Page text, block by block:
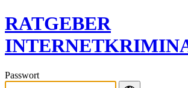
RATGEBER
Passwort